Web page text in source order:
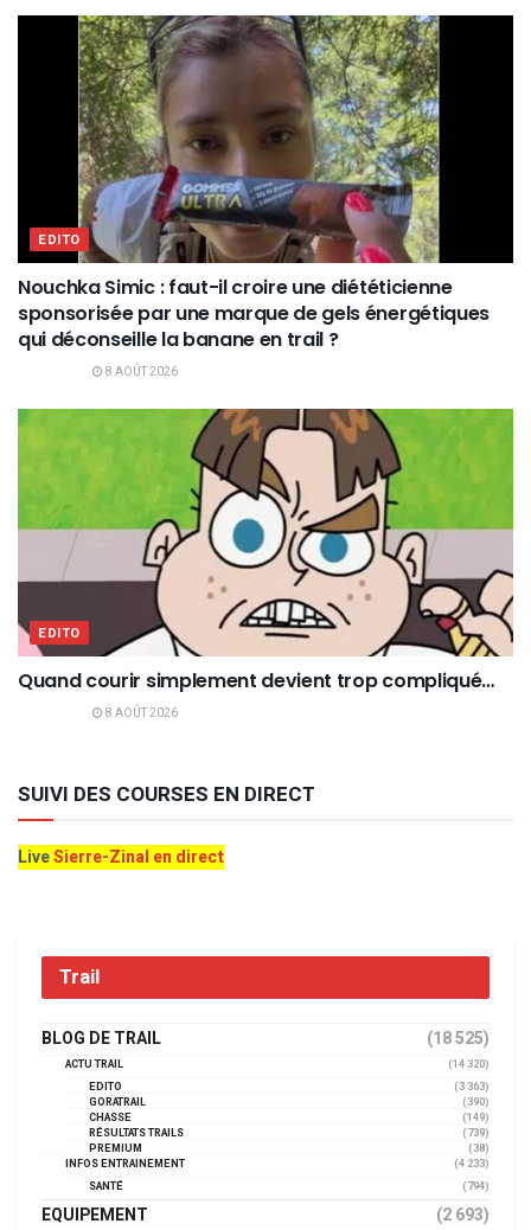
EDITO
Nouchka Simic : faut-il croire une diététicienne
sponsorisée par une marque de gels énergétiques
qui déconseille la banane en trail ?
8 AOÛT 2026
EDITO
Quand courir simplement devient trop compliqué…
8 AOÛT 2026
SUIVI DES COURSES EN DIRECT
LiveSierre-Zinal en direct
Trail
BLOG DE TRAIL (18 525)
ACTU TRAIL
(14 320)
EDITO
(3 363)
GORATRAIL
(390)
CHASSE
(149)
RÉSULTATS TRAILS
(739)
PREMIUM
(38)
INFOS ENTRAINEMENT
(4 233)
SANTÉ
(794)
EQUIPEMENT (2 693)